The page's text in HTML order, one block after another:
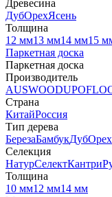
Древесина
ДубОрехЯсень
Толщина
12 мм13 мм14 мм15
Паркетная доска
Паркетная доска
Производитель
AUSWOOD
Страна
КитайРоссия
Тип дерева
БерезаБамбукДубОрех
Селекция
НатурСелектКантри
Толщина
10 мм12 мм14 мм